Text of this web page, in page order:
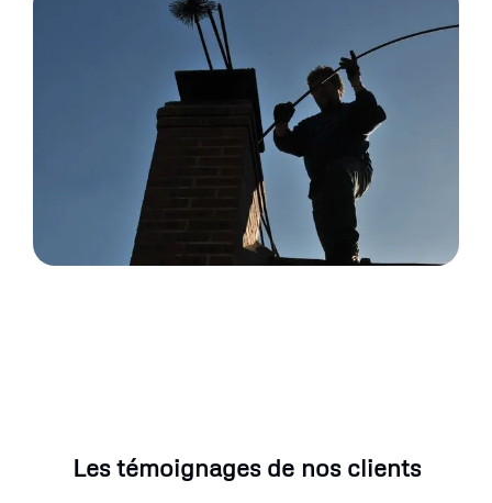
Les témoignages de nos clients